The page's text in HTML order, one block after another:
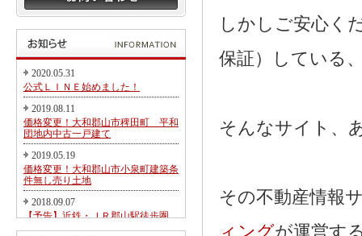
2020.05.31
公式ＬＩＮＥ始めました！
2019.08.11
価格変更！大和郡山市稗田町 平和
団地内中古一戸建て
2019.05.19
価格変更！大和郡山市小泉町建築条
件無し売り土地
2018.09.07
【予告】近鉄・ＪＲ郡山駅徒歩圏、
しかしご安心く
保証）している
そんなサイト、
その不動産情報
ィングが運営す